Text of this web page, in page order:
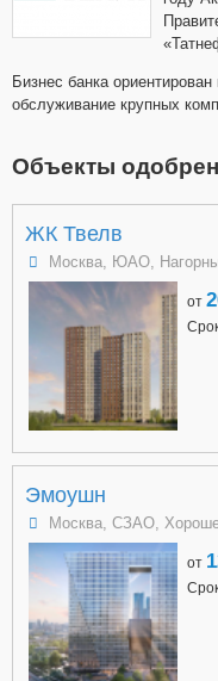
Бизнес банка
обслуживание крупных
Объекты
ЖК Твелв
Москва, ЮАО,
от
Эмоушн
Москва, СЗАО,
от